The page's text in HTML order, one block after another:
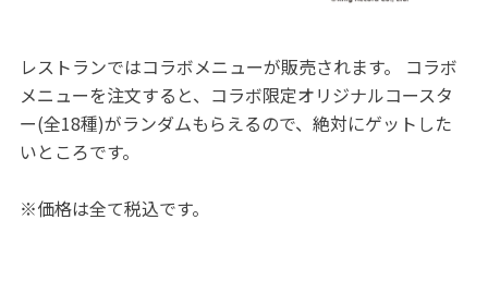
レストランではコラボメニューが販売されます。 コラボ
メニューを注文すると、コラボ限定オリジナルコースタ
ー(全18種)がランダムもらえるので、絶対にゲットした
いところです。
※価格は全て税込です。